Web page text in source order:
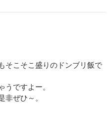
そこそこ盛りのドンブリ飯で
うですよー。
非ぜひ～。